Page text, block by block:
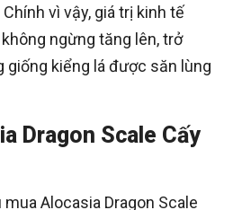
vì vậy, giá trị kinh tế
ngừng tăng lên, trở
kiểng lá được săn lùng
Dragon Scale Cấy
Alocasia Dragon Scale